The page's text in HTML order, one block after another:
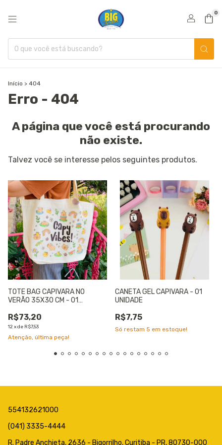
0
Início > 404
Erro - 404
A página que você está procurando
não existe.
Talvez você se interesse pelos seguintes produtos.
TOTE BAG CAPIVARA NO
VERÃO 35X30 CM - 01
R$73,20
12xde R$7,53
Atenção, última peça!
CANETA GEL CAPIVARA - 01
UNIDADE
R$7,75
Só restam 5 em estoque!
554132621000
(041) 3335-4444
R. Padre Anchieta, 2636 - Bigorrilho, Curitiba - PR, 80730-000